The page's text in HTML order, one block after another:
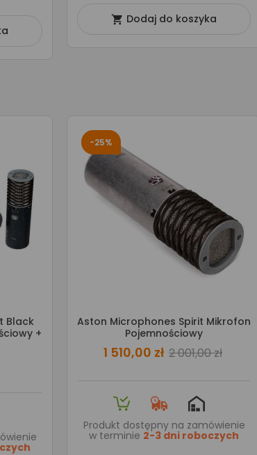
 Dodaj do koszyka
Black
+
-25%
Aston Microphones Spirit Mikrofon
Pojemnościowy
1 510,00 zł 2 001,00 zł
Produkt dostępny na zamówienie
w terminie 2-3 dni roboczych